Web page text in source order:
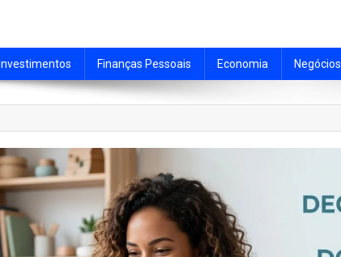
Investimentos Finanças Pessoais Economia Negócios